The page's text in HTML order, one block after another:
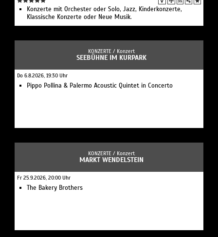
Konzerte mit Orchester oder Solo, Jazz, Kinderkonzerte,
Klassische Konzerte oder Neue Musik.
KONZERTE / Konzert
SEEBÜHNE IM KURPARK
Do 6.8.2026, 19:30 Uhr
Pippo Pollina & Palermo Acoustic Quintet in Concerto
KONZERTE / Konzert
MARKT WENDELSTEIN
Fr 25.9.2026, 20:00 Uhr
The Bakery Brothers